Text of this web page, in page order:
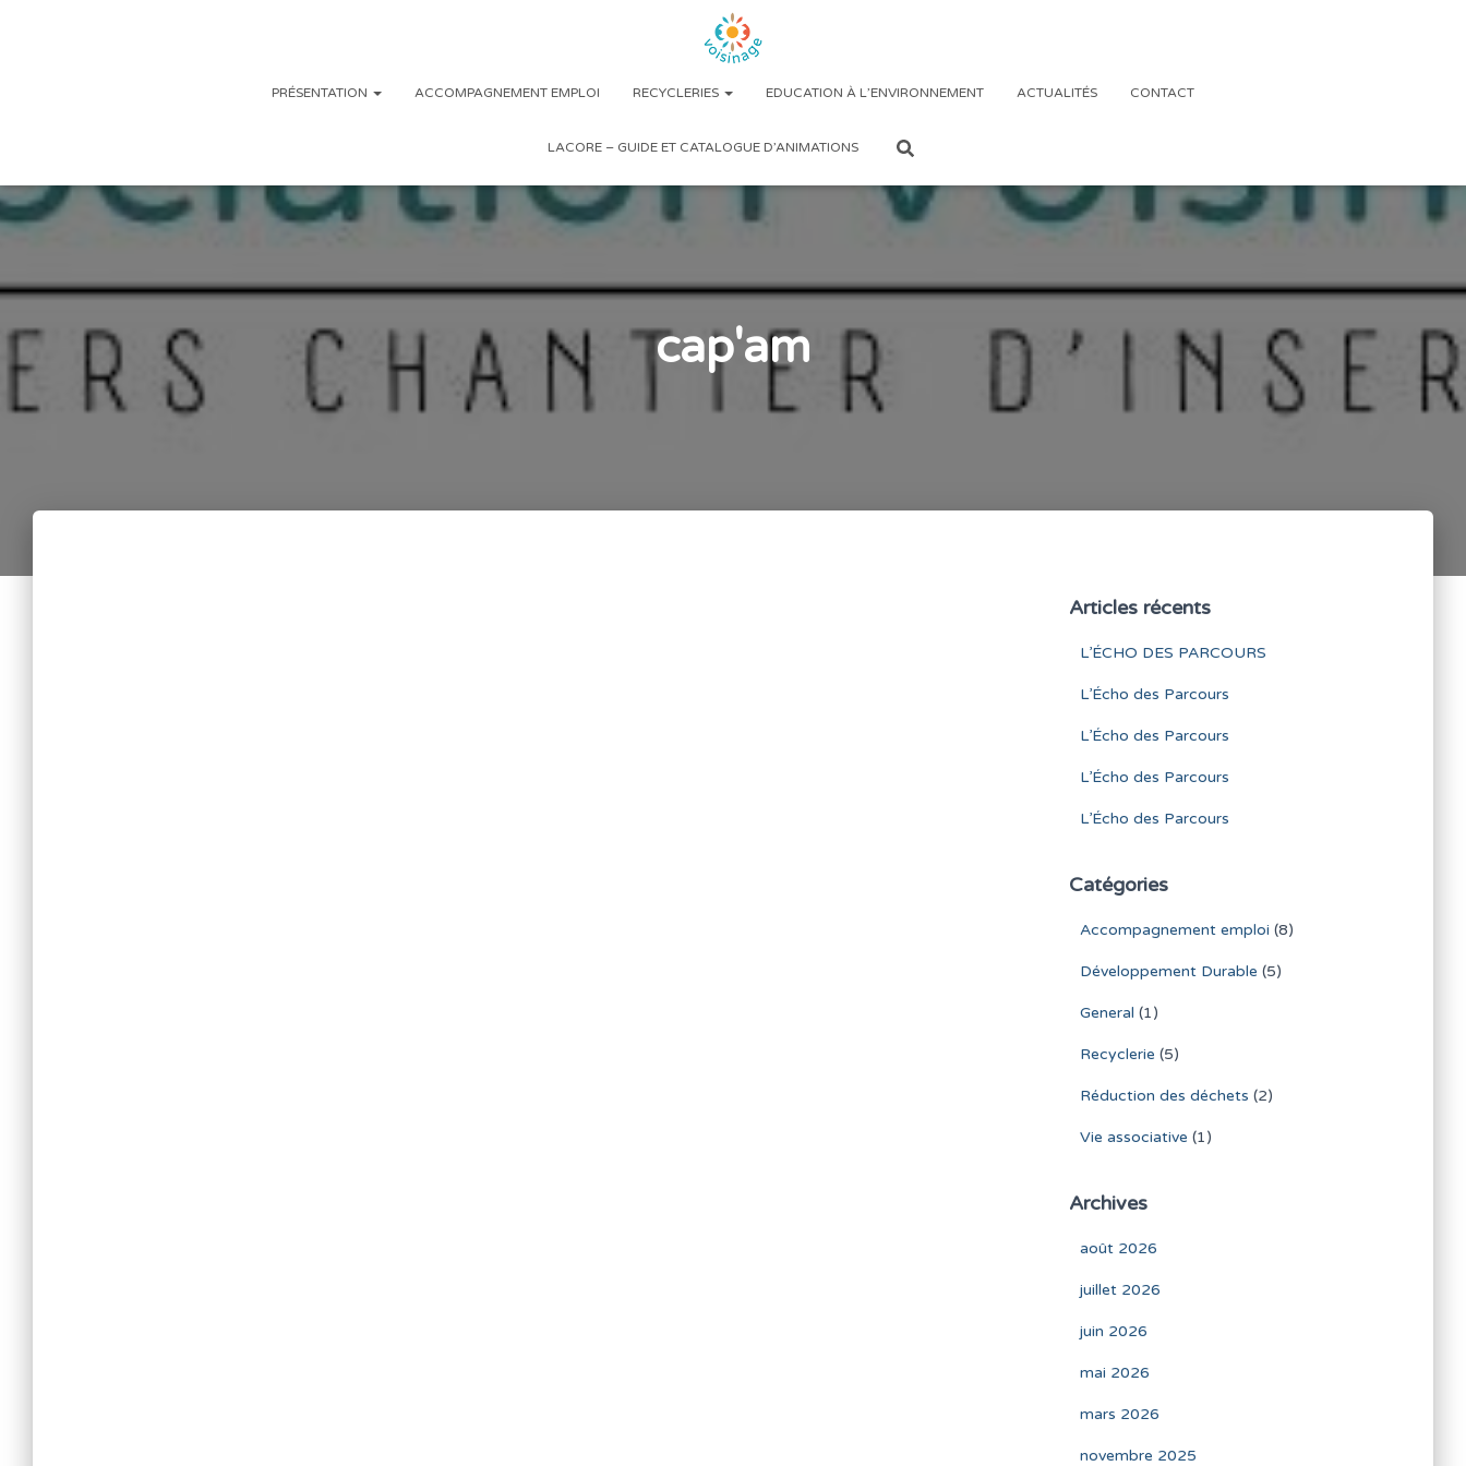
PRÉSENTATION ACCOMPAGNEMENT EMPLOI RECYCLERIES EDUCATION À L’ENVIRONNEMENT ACTUALITÉS CONTACT
LACORE – GUIDE ET CATALOGUE D’ANIMATIONS
cap'am
Articles récents
L’ÉCHO DES PARCOURS
L’Écho des Parcours
L’Écho des Parcours
L’Écho des Parcours
L’Écho des Parcours
Catégories
Accompagnement emploi (8)
Développement Durable (5)
General (1)
Recyclerie (5)
Réduction des déchets (2)
Vie associative (1)
Archives
août 2026
juillet 2026
juin 2026
mai 2026
mars 2026
novembre 2025